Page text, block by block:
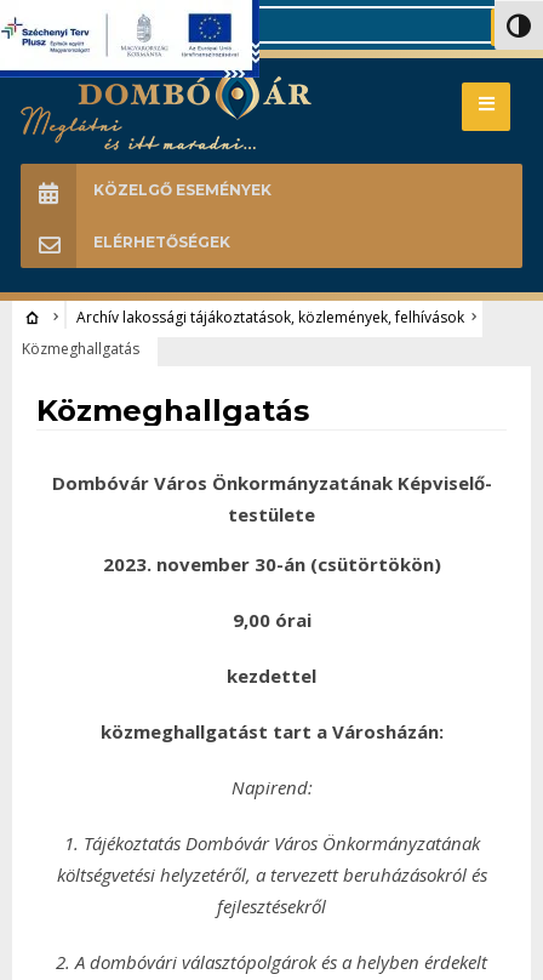
Search
KÖZELGŐ ESEMÉNYEK
ELÉRHETŐSÉGEK
Archív lakossági tájákoztatások, közlemények, felhívások
Közmeghallgatás
Közmeghallgatás
Dombóvár Város Önkormányzatának Képviselő-
testülete
2023. november 30-án (csütörtökön)
9,00 órai
kezdettel
közmeghallgatást tart a Városházán:
Napirend:
1. Tájékoztatás Dombóvár Város Önkormányzatának
költségvetési helyzetéről, a tervezett beruházásokról és
fejlesztésekről
2. A dombóvári választópolgárok és a helyben érdekelt